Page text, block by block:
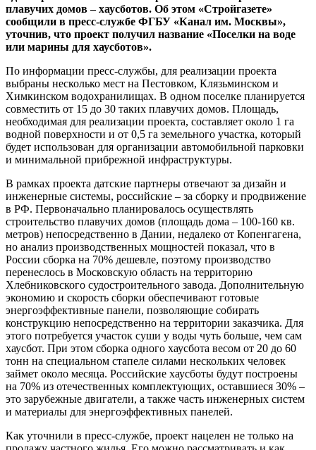
плавучих домов – хаусботов. Об этом «Стройгазете»
сообщили в пресс-службе ФГБУ «Канал им. Москвы»,
уточнив, что проект получил название «Поселки на воде
или марины для хаусботов».
По информации пресс-службы, для реализации проекта
выбраны несколько мест на Пестовком, Клязьминском и
Химкинском водохранилищах. В одном поселке планируется
совместить от 15 до 30 таких плавучих домов. Площадь,
необходимая для реализации проекта, составляет около 1 га
водной поверхности и от 0,5 га земельного участка, который
будет использован для организации автомобильной парковки
и минимальной прибрежной инфраструктуры.
В рамках проекта датские партнеры отвечают за дизайн и
инженерные системы, российские – за сборку и продвижение
в РФ. Первоначально планировалось осуществлять
строительство плавучих домов (площадь дома – 100-160 кв.
метров) непосредственно в Дании, недалеко от Копенгагена,
но анализ производственных мощностей показал, что в
России сборка на 70% дешевле, поэтому производство
перенеслось в Московскую область на территорию
Хлебниковского судостроительного завода. Дополнительную
экономию и скорость сборки обеспечивают готовые
энергоэффективные панели, позволяющие собирать
конструкцию непосредственно на территории заказчика. Для
этого потребуется участок суши у воды чуть больше, чем сам
хаусбот. При этом сборка одного хаусбота весом от 20 до 60
тонн на специальном стапеле силами нескольких человек
займет около месяца. Российские хаусботы будут построены
на 70% из отечественных комплектующих, оставшиеся 30% –
это зарубежные двигатели, а также часть инженерных систем
и материалы для энергоэффективных панелей.
Как уточнили в пресс-службе, проект нацелен не только на